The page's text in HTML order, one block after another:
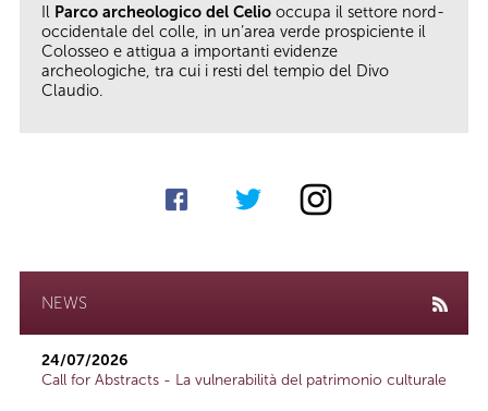
Il Parco archeologico del Celio occupa il settore nord-
occidentale del colle, in un’area verde prospiciente il
Colosseo e attigua a importanti evidenze
archeologiche, tra cui i resti del tempio del Divo
Claudio.
NEWS
24/07/2026
Call for Abstracts - La vulnerabilità del patrimonio culturale